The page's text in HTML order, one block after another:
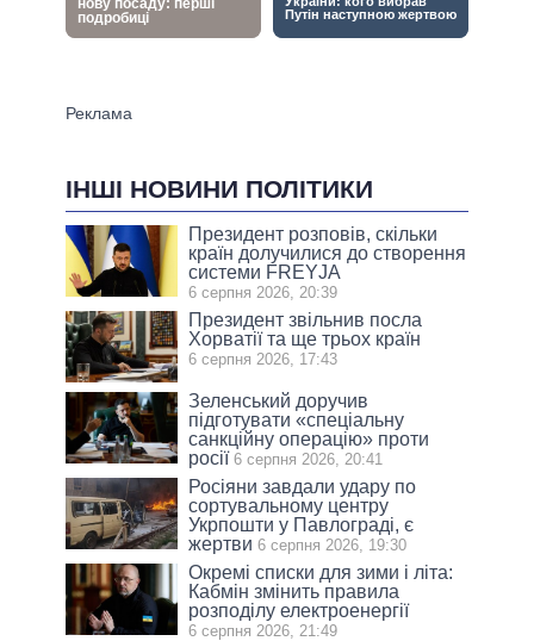
ІНШІ НОВИНИ ПОЛІТИКИ
Президент розповів, скільки
країн долучилися до створення
системи FREYJA
6 серпня 2026, 20:39
Президент звільнив посла
Хорватії та ще трьох країн
6 серпня 2026, 17:43
Зеленський доручив
підготувати «спеціальну
санкційну операцію» проти
росії 6 серпня 2026, 20:41
Росіяни завдали удару по
сортувальному центру
Укрпошти у Павлограді, є
жертви 6 серпня 2026, 19:30
Окремі списки для зими і літа:
Кабмін змінить правила
розподілу електроенергії
6 серпня 2026, 21:49